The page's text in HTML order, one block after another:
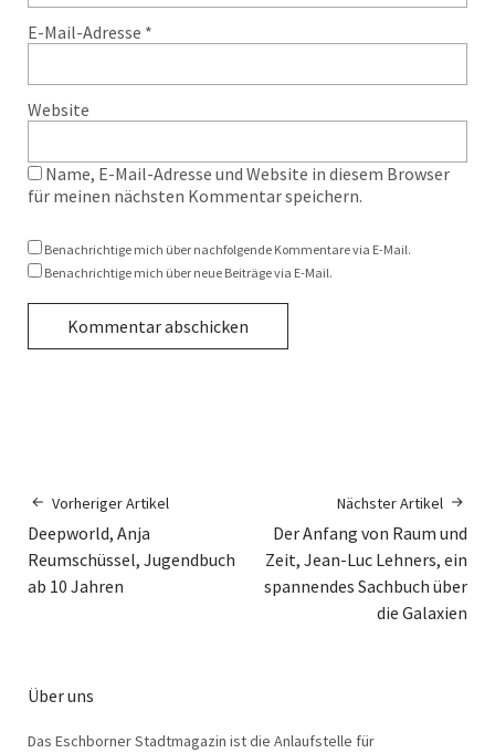
E-Mail-Adresse *
Website
Name, E-Mail-Adresse und Website in diesem Browser
für meinen nächsten Kommentar speichern.
Benachrichtige mich über nachfolgende Kommentare via E-Mail.
Benachrichtige mich über neue Beiträge via E-Mail.
Vorheriger Artikel
Deepworld, Anja
Reumschüssel, Jugendbuch
ab 10 Jahren
Nächster Artikel
Der Anfang von Raum und
Zeit, Jean-Luc Lehners, ein
spannendes Sachbuch über
die Galaxien
Über uns
Das Eschborner Stadtmagazin ist die Anlaufstelle für